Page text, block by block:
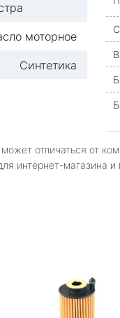
моторное
Синтетика
отличаться от
интернет-магазина